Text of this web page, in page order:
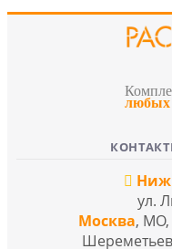
любых
ул.
Москва, МО,